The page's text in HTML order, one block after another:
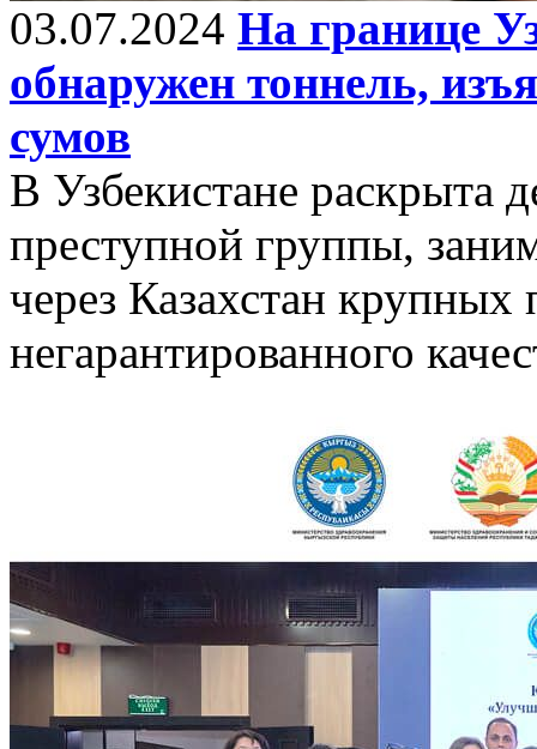
03.07.2024 На границе
обнаружен тоннель,
сумов
В Узбекистане раскрыта
преступной группы,
через Казахстан крупных
негарантированного